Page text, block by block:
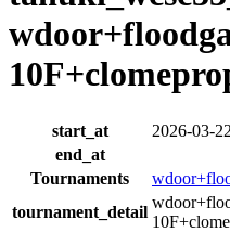
start_at
2026-03-
end_at
Tournaments
tournament_detail